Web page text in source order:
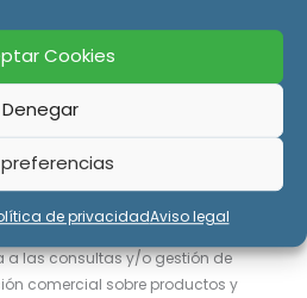
Cookies
Denegar
de privacidadAviso legal
S.L.
a las consultas y/o gestión de
comercial sobre productos y